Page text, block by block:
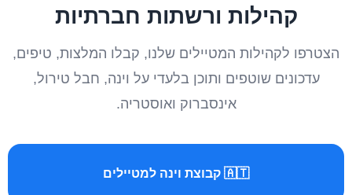
קהילות ורשתות חברתיות
הצטרפו לקהילות המטיילים שלנו, קבלו המלצות, טיפים,
עדכונים שוטפים ותוכן בלעדי על וינה, חבל טירול,
אינסברוק ואוסטריה.
🇦🇹 קבוצת וינה למטיילים